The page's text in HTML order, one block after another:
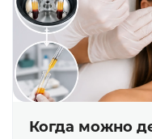
Когда можно